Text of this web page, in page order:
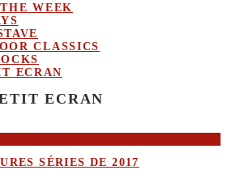
WEEK
CLASSICS
ECRAN
ECRAN
SÉRIES DE 2017